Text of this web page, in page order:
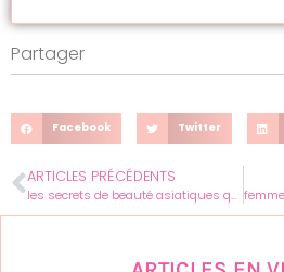
Partager
Facebook Twitter
ARTICLES PRÉCÉDENTS
les secrets de beauté asiatiques qui vont révolutionner votre routine